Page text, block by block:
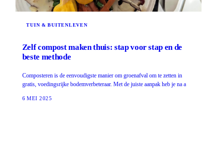
TUIN & BUITENLEVEN
Zelf compost maken thuis: stap voor stap en de
beste methode
Composteren is de eenvoudigste manier om groenafval om te zetten in
gratis, voedingsrijke bodemverbeteraar. Met de juiste aanpak heb je na a
6 MEI 2025